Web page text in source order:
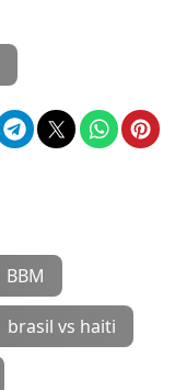
BBM
brasil vs haiti